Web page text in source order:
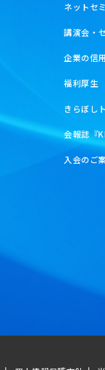
ネットセ
講演会・
企業の信
福利厚生
きらぼし
会報誌『
入会のご